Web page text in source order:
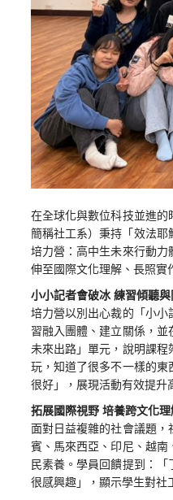
在全球化與數位科技並進
簡稱社工系）秉持「效法
培力營：高中生未來行動
伸至國際文化理解、長照實
小小記者會破冰 練習傾聽與
培力營以別出心裁的「小
習融入團體、建立關係，
未來出路」單元，說明課
玩，知道了很多不一樣的
很好」，展現活動有效提升
拓展國際視野 培養跨文化理
面對日益複雜的社會議題
賓、馬來西亞、印尼、越
民素養。學員回饋提到：
很感興趣」，顯示學生對社